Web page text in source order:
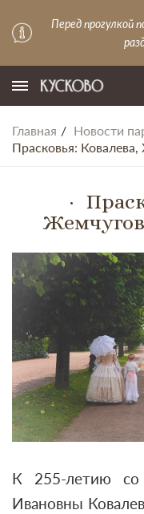
Перед прогулкой
Главная
Новости
Прасковья:
К 255-летию со
Ивановны